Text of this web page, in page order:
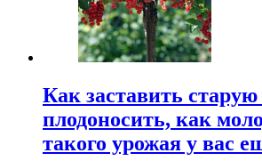
Как заставить
плодоносить, как
такого урожая у вас